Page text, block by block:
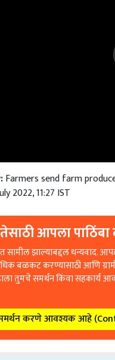
Farmers send farm
2022, 11:27 IST
आपला पाठिंबा
सामील झाल्याबद्दल धन्यवाद.
बळकट करण्यासाठी आणि
तुमचे समर्थन किंवा
करणे आवश्यक आहे